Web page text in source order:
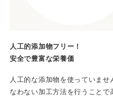
人工的添加物フリー！
安全で豊富な栄養価
人工的な添加物を使っていま
なわない加工方法を行うことで